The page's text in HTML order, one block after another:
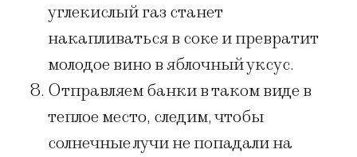
углекислый газ станет
накапливаться в соке и превратит
молодое вино в яблочный уксус.
Отправляем банки в таком виде в
теплое место, следим, чтобы
солнечные лучи не попадали на